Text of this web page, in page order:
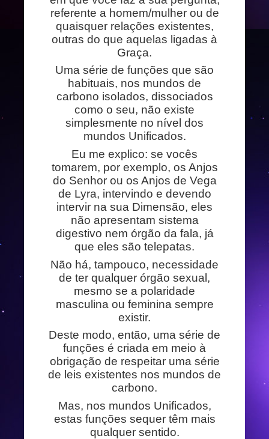
referente a homem/mulher ou de
quaisquer relações existentes,
outras do que aquelas ligadas à
Graça.
Uma série de funções que são
habituais, nos mundos de
carbono isolados, dissociados
como o seu, não existe
simplesmente no nível dos
mundos Unificados.
Eu me explico: se vocês
tomarem, por exemplo, os Anjos
do Senhor ou os Anjos de Vega
de Lyra, intervindo e devendo
intervir na sua Dimensão, eles
não apresentam sistema
digestivo nem órgão da fala, já
que eles são telepatas.
Não há, tampouco, necessidade
de ter qualquer órgão sexual,
mesmo se a polaridade
masculina ou feminina sempre
existir.
Deste modo, então, uma série de
funções é criada em meio à
obrigação de respeitar uma série
de leis existentes nos mundos de
carbono.
Mas, nos mundos Unificados,
estas funções sequer têm mais
qualquer sentido.